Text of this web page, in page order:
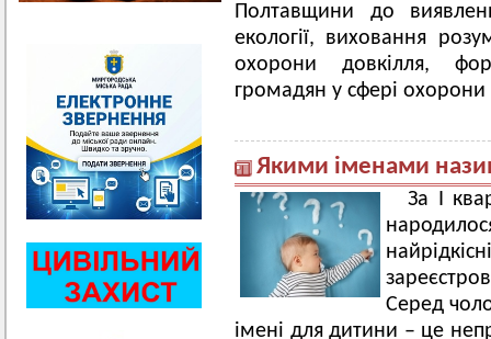
Полтавщини до
екології, виховання
охорони довкілля,
громадян у сфері
Якими іменами
За І
Серед
імені для дитини – це